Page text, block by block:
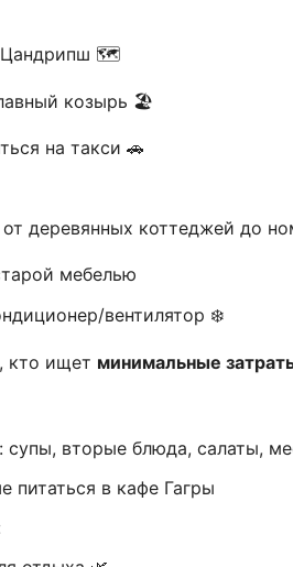
Цандрипш 🗺️
козырь 🏖️
на такси 🚗
от деревянных коттеджей до
мебелью
вентилятор ❄️
кто ищет минимальные
: супы, вторые блюда, салаты,
питаться в кафе Гагры